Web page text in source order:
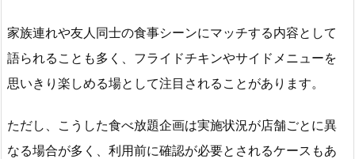
家族連れや友人同士の食事シーンにマッチする内容として
語られることも多く、フライドチキンやサイドメニューを
思いきり楽しめる場として注目されることがあります。
ただし、こうした食べ放題企画は実施状況が店舗ごとに異
なる場合が多く、利用前に確認が必要とされるケースもあ